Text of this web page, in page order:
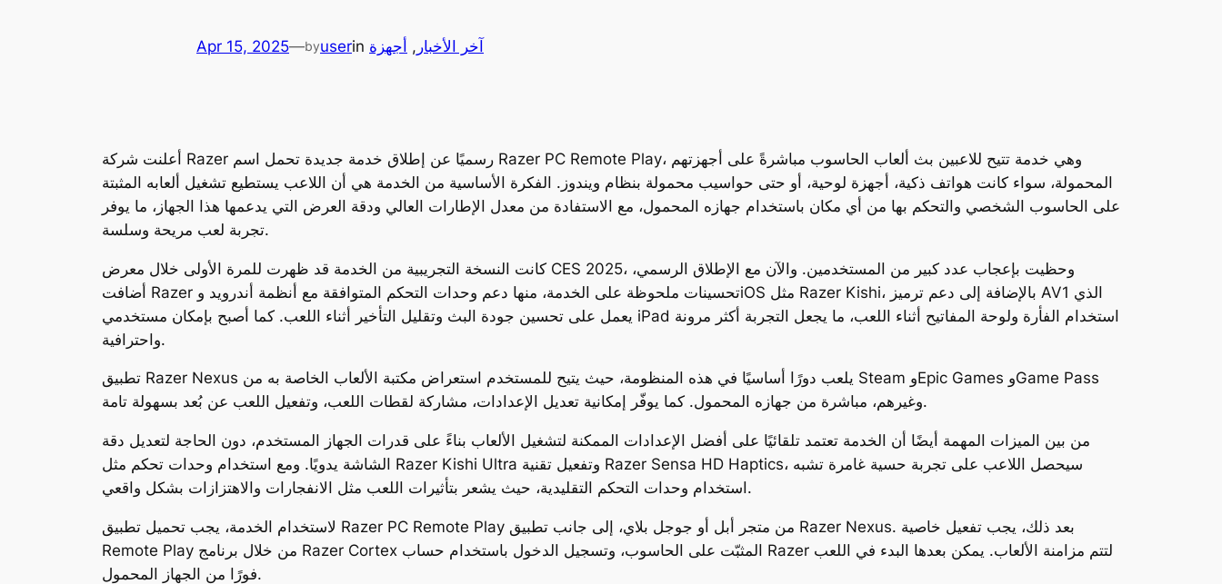
Apr 15, 2025—byuserin آخر الأخبار , أجهزة
أعلنت شركة Razer رسميًا عن إطلاق خدمة جديدة تحمل اسم Razer PC Remote Play، وهي خدمة تتيح للاعبين بث ألعاب الحاسوب مباشرةً على أجهزتهم
المحمولة، سواء كانت هواتف ذكية، أجهزة لوحية، أو حتى حواسيب محمولة بنظام ويندوز. الفكرة الأساسية من الخدمة هي أن اللاعب يستطيع تشغيل ألعابه المثبتة
على الحاسوب الشخصي والتحكم بها من أي مكان باستخدام جهازه المحمول، مع الاستفادة من معدل الإطارات العالي ودقة العرض التي يدعمها هذا الجهاز، ما يوفر
تجربة لعب مريحة وسلسة.
كانت النسخة التجريبية من الخدمة قد ظهرت للمرة الأولى خلال معرض CES 2025، وحظيت بإعجاب عدد كبير من المستخدمين. والآن مع الإطلاق الرسمي،
أضافت Razer تحسينات ملحوظة على الخدمة، منها دعم وحدات التحكم المتوافقة مع أنظمة أندرويد وiOS مثل Razer Kishi، بالإضافة إلى دعم ترميز AV1 الذي
يعمل على تحسين جودة البث وتقليل التأخير أثناء اللعب. كما أصبح بإمكان مستخدمي iPad استخدام الفأرة ولوحة المفاتيح أثناء اللعب، ما يجعل التجربة أكثر مرونة
واحترافية.
تطبيق Razer Nexus يلعب دورًا أساسيًا في هذه المنظومة، حيث يتيح للمستخدم استعراض مكتبة الألعاب الخاصة به من Steam وEpic Games وGame Pass
وغيرهم، مباشرة من جهازه المحمول. كما يوفّر إمكانية تعديل الإعدادات، مشاركة لقطات اللعب، وتفعيل اللعب عن بُعد بسهولة تامة.
من بين الميزات المهمة أيضًا أن الخدمة تعتمد تلقائيًا على أفضل الإعدادات الممكنة لتشغيل الألعاب بناءً على قدرات الجهاز المستخدم، دون الحاجة لتعديل دقة
الشاشة يدويًا. ومع استخدام وحدات تحكم مثل Razer Kishi Ultra وتفعيل تقنية Razer Sensa HD Haptics، سيحصل اللاعب على تجربة حسية غامرة تشبه
استخدام وحدات التحكم التقليدية، حيث يشعر بتأثيرات اللعب مثل الانفجارات والاهتزازات بشكل واقعي.
لاستخدام الخدمة، يجب تحميل تطبيق Razer PC Remote Play من متجر أبل أو جوجل بلاي، إلى جانب تطبيق Razer Nexus. بعد ذلك، يجب تفعيل خاصية
Remote Play من خلال برنامج Razer Cortex المثبّت على الحاسوب، وتسجيل الدخول باستخدام حساب Razer لتتم مزامنة الألعاب. يمكن بعدها البدء في اللعب
فورًا من الجهاز المحمول.